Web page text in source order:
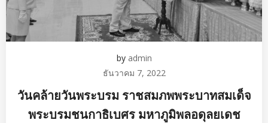
by admin
ธันวาคม 7, 2022
วันคล้ายวันพระบรม ราชสมภพพระบาทสมเด็จ
พระบรมชนกาธิเบศร มหาภูมิพลอดุลยเดช